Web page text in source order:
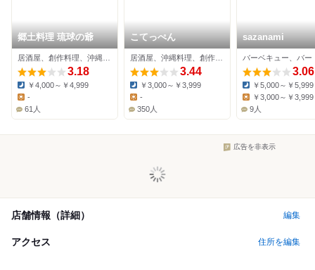
郷土料理 琉球の爺
3.18
Dinner:
￥4,000～￥4,999
Lunch:
-
61人
こてっぺん
3.44
Dinner:
￥3,000～￥3,999
-
350人
sazanami
バーベキュー、バー
3.06
Dinner:
￥5,000～￥5,999
Lunch:
￥3,000～￥3,999
9人
広告を非表示
店舗情報（詳細） 編集
アクセス 住所を編集